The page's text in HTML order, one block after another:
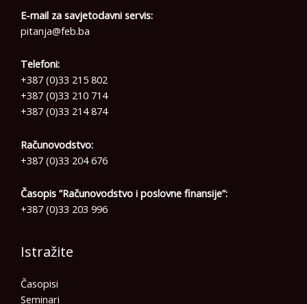
E-mail za savjetodavni servis:
pitanja@feb.ba
Telefoni:
+387 (0)33 215 802
+387 (0)33 210 714
+387 (0)33 214 874
Računovodstvo:
+387 (0)33 204 676
Časopis ”Računovodstvo i poslovne finansije”:
+387 (0)33 203 996
Istražite
Časopisi
Seminari